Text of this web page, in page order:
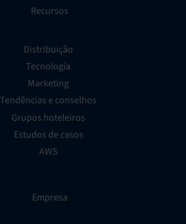
Recursos
Distribuição
Tecnologia
Marketing
Tendências e conselhos
Grupos hoteleiros
Estudos de casos
AWS
Empresa